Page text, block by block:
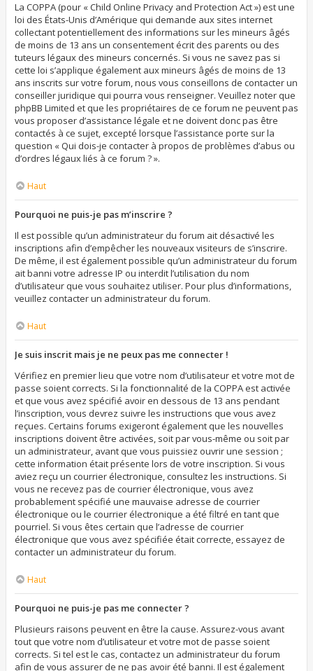
La COPPA (pour « Child Online Privacy and Protection Act ») est une
loi des États-Unis d’Amérique qui demande aux sites internet
collectant potentiellement des informations sur les mineurs âgés
de moins de 13 ans un consentement écrit des parents ou des
tuteurs légaux des mineurs concernés. Si vous ne savez pas si
cette loi s’applique également aux mineurs âgés de moins de 13
ans inscrits sur votre forum, nous vous conseillons de contacter un
conseiller juridique qui pourra vous renseigner. Veuillez noter que
phpBB Limited et que les propriétaires de ce forum ne peuvent pas
vous proposer d’assistance légale et ne doivent donc pas être
contactés à ce sujet, excepté lorsque l’assistance porte sur la
question « Qui dois-je contacter à propos de problèmes d’abus ou
d’ordres légaux liés à ce forum ? ».
Haut
Pourquoi ne puis-je pas m’inscrire ?
Il est possible qu’un administrateur du forum ait désactivé les
inscriptions afin d’empêcher les nouveaux visiteurs de s’inscrire.
De même, il est également possible qu’un administrateur du forum
ait banni votre adresse IP ou interdit l’utilisation du nom
d’utilisateur que vous souhaitez utiliser. Pour plus d’informations,
veuillez contacter un administrateur du forum.
Haut
Je suis inscrit mais je ne peux pas me connecter !
Vérifiez en premier lieu que votre nom d’utilisateur et votre mot de
passe soient corrects. Si la fonctionnalité de la COPPA est activée
et que vous avez spécifié avoir en dessous de 13 ans pendant
l’inscription, vous devrez suivre les instructions que vous avez
reçues. Certains forums exigeront également que les nouvelles
inscriptions doivent être activées, soit par vous-même ou soit par
un administrateur, avant que vous puissiez ouvrir une session ;
cette information était présente lors de votre inscription. Si vous
aviez reçu un courrier électronique, consultez les instructions. Si
vous ne recevez pas de courrier électronique, vous avez
probablement spécifié une mauvaise adresse de courrier
électronique ou le courrier électronique a été filtré en tant que
pourriel. Si vous êtes certain que l’adresse de courrier
électronique que vous avez spécifiée était correcte, essayez de
contacter un administrateur du forum.
Haut
Pourquoi ne puis-je pas me connecter ?
Plusieurs raisons peuvent en être la cause. Assurez-vous avant
tout que votre nom d’utilisateur et votre mot de passe soient
corrects. Si tel est le cas, contactez un administrateur du forum
afin de vous assurer de ne pas avoir été banni. Il est également